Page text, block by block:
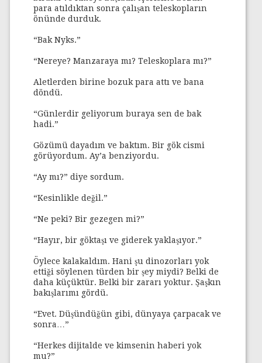
para atıldıktan sonra çalışan teleskopların
önünde durduk.
“Bak Nyks.”
“Nereye? Manzaraya mı? Teleskoplara mı?”
Aletlerden birine bozuk para attı ve bana
döndü.
“Günlerdir geliyorum buraya sen de bak
hadi.”
Gözümü dayadım ve baktım. Bir gök cismi
görüyordum. Ay’a benziyordu.
“Ay mı?” diye sordum.
“Kesinlikle değil.”
“Ne peki? Bir gezegen mi?”
“Hayır, bir göktaşı ve giderek yaklaşıyor.”
Öylece kalakaldım. Hani şu dinozorları yok
ettiği söylenen türden bir şey miydi? Belki de
daha küçüktür. Belki bir zararı yoktur. Şaşkın
bakışlarımı gördü.
“Evet. Düşündüğün gibi, dünyaya çarpacak ve
sonra…”
“Herkes dijitalde ve kimsenin haberi yok
mu?”